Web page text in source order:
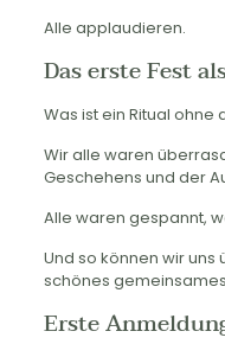
Alle applaudieren.
Das erste Fest
Was ist ein Ritual ohne
Wir alle waren
Geschehens und der
Alle waren gespannt,
Und so können wir uns
schönes
Erste